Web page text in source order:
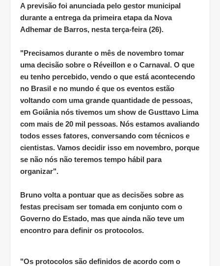
A previsão foi anunciada pelo gestor municipal
durante a entrega da primeira etapa da Nova
Adhemar de Barros, nesta terça-feira (26).
"Precisamos durante o mês de novembro tomar
uma decisão sobre o Réveillon e o Carnaval. O que
eu tenho percebido, vendo o que está acontecendo
no Brasil e no mundo é que os eventos estão
voltando com uma grande quantidade de pessoas,
em Goiânia nós tivemos um show de Gusttavo Lima
com mais de 20 mil pessoas. Nós estamos avaliando
todos esses fatores, conversando com técnicos e
cientistas. Vamos decidir isso em novembro, porque
se não nós não teremos tempo hábil para
organizar".
Bruno volta a pontuar que as decisões sobre as
festas precisam ser tomada em conjunto com o
Governo do Estado, mas que ainda não teve um
encontro para definir os protocolos.
"Os protocolos são definidos de acordo com o